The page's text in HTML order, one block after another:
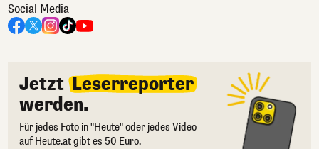
Social Media
Jetzt Leserreporter
werden.
Für jedes Foto in "Heute" oder jedes Video
auf Heute.at gibt es 50 Euro.